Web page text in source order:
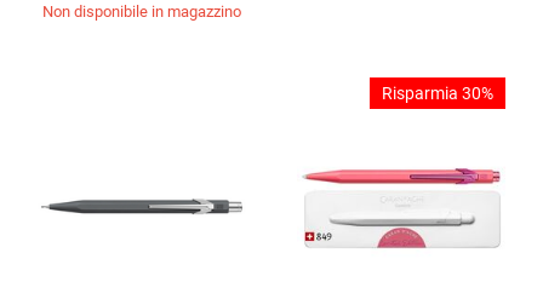
Non disponibile in magazzino
Risparmia 30%